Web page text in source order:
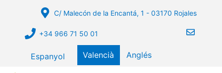
contingut
C/ Malecón de la Encantá, 1 - 03170 Rojales
+34 966 71 50 01
Espanyol Valencià Anglés